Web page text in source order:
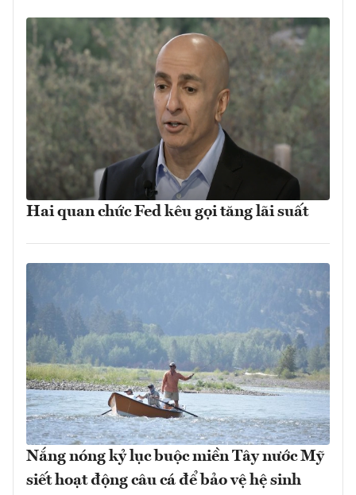
Hai quan chức Fed kêu gọi tăng lãi suất
Nắng nóng kỷ lục buộc miền Tây nước Mỹ
siết hoạt động câu cá để bảo vệ hệ sinh